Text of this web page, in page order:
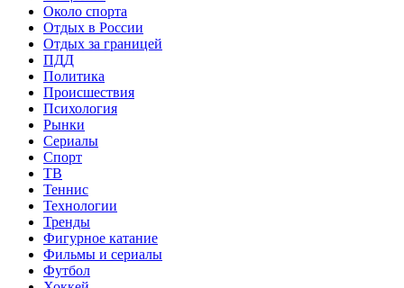
Около спорта
Отдых в России
Отдых за границей
ПДД
Политика
Происшествия
Психология
Рынки
Сериалы
Спорт
ТВ
Теннис
Технологии
Тренды
Фигурное катание
Фильмы и сериалы
Футбол